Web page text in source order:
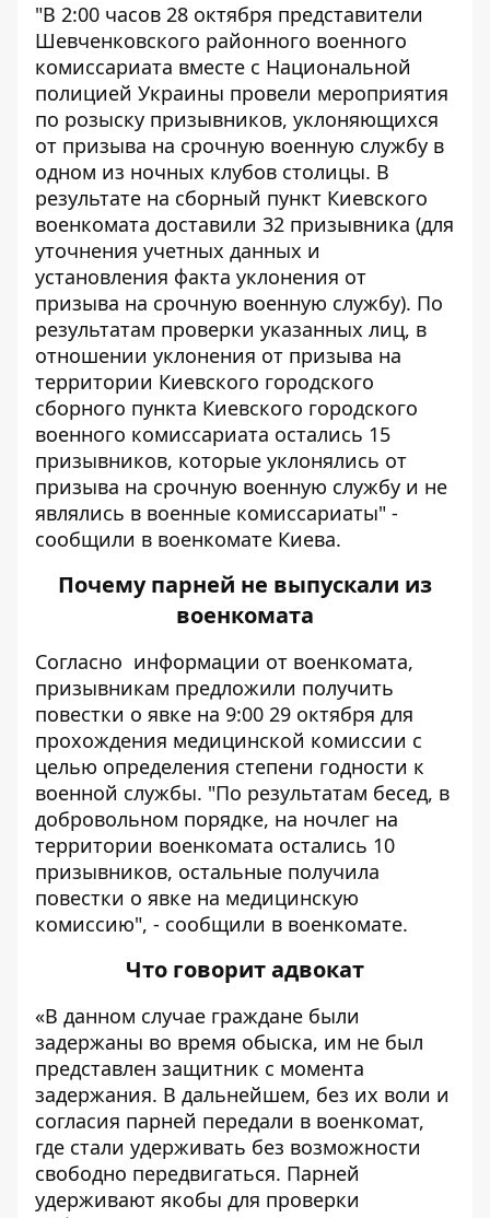
"В 2:00 часов 28 октября представители
Шевченковского районного военного
комиссариата вместе с Национальной
полицией Украины провели мероприятия
по розыску призывников, уклоняющихся
от призыва на срочную военную службу в
одном из ночных клубов столицы. В
результате на сборный пункт Киевского
военкомата доставили 32 призывника (для
уточнения учетных данных и
установления факта уклонения от
призыва на срочную военную службу). По
результатам проверки указанных лиц, в
отношении уклонения от призыва на
территории Киевского городского
сборного пункта Киевского городского
военного комиссариата остались 15
призывников, которые уклонялись от
призыва на срочную военную службу и не
являлись в военные комиссариаты" -
сообщили в военкомате Киева.
Почему парней не выпускали из
военкомата
Согласно информации от военкомата,
призывникам предложили получить
повестки о явке на 9:00 29 октября для
прохождения медицинской комиссии с
целью определения степени годности к
военной службы. "По результатам бесед, в
добровольном порядке, на ночлег на
территории военкомата остались 10
призывников, остальные получила
повестки о явке на медицинскую
комиссию", - сообщили в военкомате.
Что говорит адвокат
«В данном случае граждане были
задержаны во время обыска, им не был
представлен защитник с момента
задержания. В дальнейшем, без их воли и
согласия парней передали в военкомат,
где стали удерживать без возможности
свободно передвигаться. Парней
удерживают якобы для проверки